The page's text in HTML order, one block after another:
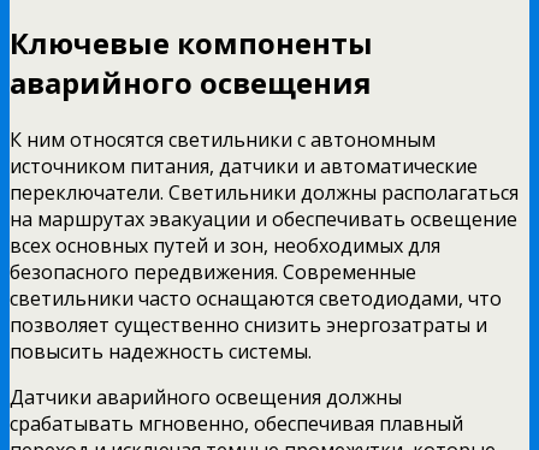
Ключевые компоненты
аварийного освещения
К ним относятся светильники с автономным
источником питания, датчики и автоматические
переключатели. Светильники должны располагаться
на маршрутах эвакуации и обеспечивать освещение
всех основных путей и зон, необходимых для
безопасного передвижения. Современные
светильники часто оснащаются светодиодами, что
позволяет существенно снизить энергозатраты и
повысить надежность системы.
Датчики аварийного освещения должны
срабатывать мгновенно, обеспечивая плавный